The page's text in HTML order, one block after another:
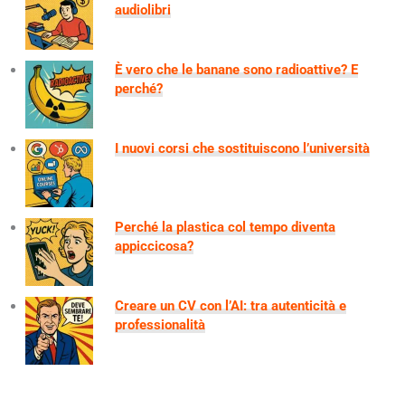
audiolibri
È vero che le banane sono radioattive? E
perché?
I nuovi corsi che sostituiscono l’università
Perché la plastica col tempo diventa
appiccicosa?
Creare un CV con l’AI: tra autenticità e
professionalità